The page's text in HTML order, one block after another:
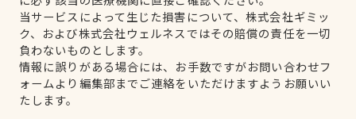
当サービスによって生じた損害について、株式会社ギミッ
ク、および株式会社ウェルネスではその賠償の責任を一切
負わないものとします。
情報に誤りがある場合には、お手数ですがお問い合わせフ
ォームより編集部までご連絡をいただけますようお願いい
たします。